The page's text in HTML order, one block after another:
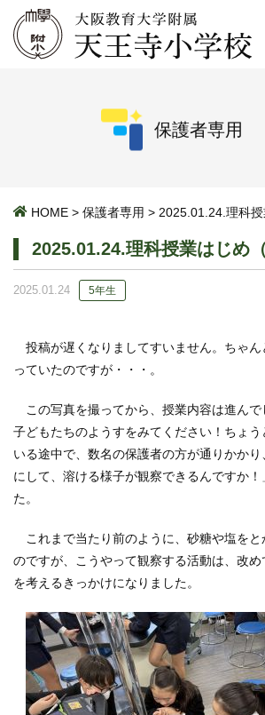
保護者専用
HOME > 保護者専用 > 2025.01.24.理科授
2025.01.24.理科授業はじめ
2025.01.24 5年生
投稿が遅くなりましてすいません。ちゃん
っていたのですが・・・。
この写真を撮ってから、授業内容は進んで
子どもたちのようすをみてください！ちょ
いる途中で、数名の保護者の方が通りかかり
にして、溶ける様子が観察できるんですか
た。
これまで当たり前のように、砂糖や塩をと
のですが、こうやって観察する活動は、改め
を考えるきっかけになりました。